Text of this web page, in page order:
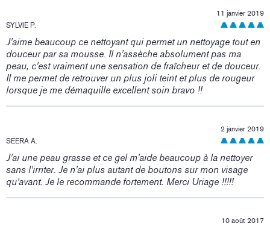
SYLVIE P.
11 janvier 2019
J'aime beaucoup ce nettoyant qui permet un nettoyage tout en
douceur par sa mousse. Il n'assèche absolument pas ma
peau, c'est vraiment une sensation de fraîcheur et de douceur.
Il me permet de retrouver un plus joli teint et plus de rougeur
lorsque je me démaquille excellent soin bravo !!
SEERA A.
2 janvier 2019
J'ai une peau grasse et ce gel m'aide beaucoup à la nettoyer
sans l'irriter. Je n'ai plus autant de boutons sur mon visage
qu'avant. Je le recommande fortement. Merci Uriage !!!!!
10 août 2017